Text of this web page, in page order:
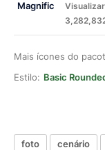
Mais ícones do
Estilo: Basic
foto cenário